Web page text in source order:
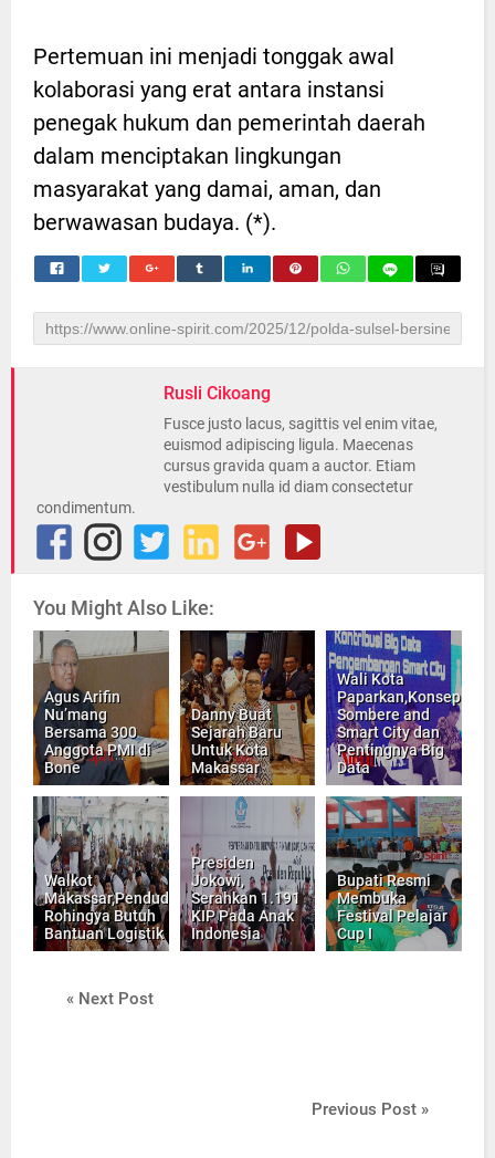
Pertemuan ini menjadi tonggak awal
kolaborasi yang erat antara instansi
penegak hukum dan pemerintah daerah
dalam menciptakan lingkungan
masyarakat yang damai, aman, dan
berwawasan budaya. (*).
Rusli Cikoang
Fusce justo lacus, sagittis vel enim vitae,
euismod adipiscing ligula. Maecenas
cursus gravida quam a auctor. Etiam
vestibulum nulla id diam consectetur
condimentum.
You Might Also Like:
Agus Arifin
Nu’mang
Bersama 300
Anggota PMI di
Bone
Danny Buat
Sejarah Baru
Untuk Kota
Makassar
Wali Kota
Paparkan,Konsep
Sombere and
Smart City dan
Pentingnya Big
Data
Walkot
Makassar,Penduduk
Rohingya Butuh
Bantuan Logistik
Presiden
Jokowi,
Serahkan 1.191
KIP Pada Anak
Indonesia
Bupati Resmi
Membuka
Festival Pelajar
Cup I
« Next Post
Previous Post »